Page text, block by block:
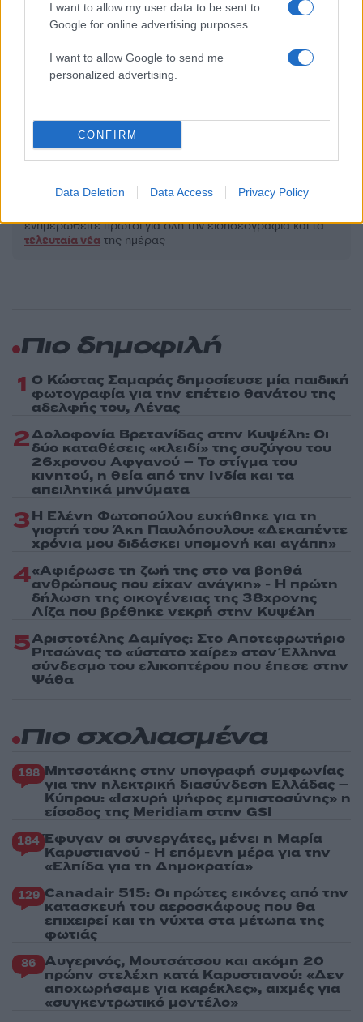
I want to allow my user data to be sent to
Google for online advertising purposes.
I want to allow Google to send me
personalized advertising.
CONFIRM
Data Deletion Data Access Privacy Policy
2000 /2000
Όροι Χρήσης. Το site προστατεύεται από reCAPTCHA, ισχύουν
Κόσμος
ΒΟΛΟΝΤΙΜΙΡ ΖΕΛΕΝΣΚΙ
ενημερωθείτε πρώτοι για όλη την ειδησεογραφία και τα
τελευταία νέα της ημέρας
Πιο δημοφιλή
1 Ο Κώστας Σαμαράς δημοσίευσε μία παιδική
φωτογραφία για την επέτειο θανάτου της
αδελφής του, Λένας
2Δολοφονία Βρετανίδας στην Κυψέλη: Οι
δύο καταθέσεις «κλειδί» της συζύγου του
26χρονου Αφγανού – Το στίγμα του
κινητού, η θεία από την Ινδία και τα
απειλητικά μηνύματα
3Η Ελένη Φωτοπούλου ευχήθηκε για τη
γιορτή του Άκη Παυλόπουλου: «Δεκαπέντε
χρόνια μου διδάσκει υπομονή και αγάπη»
4«Αφιέρωσε τη ζωή της στο να βοηθά
ανθρώπους που είχαν ανάγκη» - Η πρώτη
δήλωση της οικογένειας της 38χρονης
Λίζα που βρέθηκε νεκρή στην Κυψέλη
5Αριστοτέλης Δαμίγος: Στο Αποτεφρωτήριο
Ριτσώνας το «ύστατο χαίρε» στον Έλληνα
σύνδεσμο του ελικοπτέρου που έπεσε στην
Ψάθα
Πιο σχολιασμένα
198 Μητσοτάκης στην υπογραφή συμφωνίας
για την ηλεκτρική διασύνδεση Ελλάδας –
Κύπρου: «Ισχυρή ψήφος εμπιστοσύνης» η
είσοδος της Meridiam στην GSI
184 Έφυγαν οι συνεργάτες, μένει η Μαρία
Καρυστιανού - Η επόμενη μέρα για την
«Ελπίδα για τη Δημοκρατία»
129 Canadair 515: Οι πρώτες εικόνες από την
κατασκευή του αεροσκάφους που θα
επιχειρεί και τη νύχτα στα μέτωπα της
φωτιάς
86 Αυγερινός, Μουτσάτσου και ακόμη 20
πρώην στελέχη κατά Καρυστιανού: «Δεν
αποχωρήσαμε για καρέκλες», αιχμές για
«συγκεντρωτικό μοντέλο»